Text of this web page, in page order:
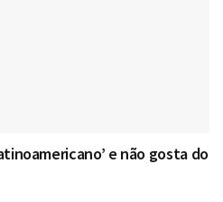
e não gosta do